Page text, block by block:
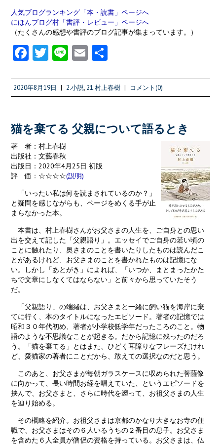
人気ブログランキング「本・読書」ページへ
にほんブログ村「書評・レビュー」ページへ
（たくさんの感想や書評のブログ記事が集まっています。）
Fa
b
o
k
T
itt
er
Li
e
E
ai
l
2020年8月19日 | 2.小説, 21.村上春樹 | コメント(0)
猫を棄てる 父親について語るとき
著 者：村上春樹
出版社：文藝春秋
出版日：2020年4月25日 初版
評 価：☆☆☆☆(説明)
「いったい私は何を読まされているのか？」
と疑問を感じながらも、ページをめくる手が止
まらなかった本。
本書は、村上春樹さんがお父さまの人生を、ご自身との思い
出を交えて記した「父親語り」。エッセイでご自身の若い頃の
ことに触れたり、奥さまのことを書いたりしたものは読んだこ
とがあるけれど、お父さまのことを書かれたものは記憶にな
い。しかし「あとがき」によれば、「いつか、まとまったかた
ちで文章にしなくてはならない」と前々から思っていたそう
だ。
「父親語り」の端緒は、お父さまと一緒に飼い猫を海岸に棄
てに行く、本のタイトルになったエピソード。著者の記憶では
昭和３０年代初め、著者が小学校低学年だったころのこと。物
語のような不思議なことが起きる。だから記憶に残ったのだろ
う。「猫を棄てる」とはまた、ひどく耳障りなフレーズだけれ
ど、愛猫家の著者にことだから、敢えての選択なのだと思う。
このあと、お父さまが毎朝ガラスケースに収められた菩薩像
に向かって、長い時間お経を唱えていた、というエピソードを
挟んで、お父さまと、さらに時代を遡って、お祖父さまの人生
を辿り始める。
その概略を紹介。お祖父さまは京都のかなり大きなお寺の住
職で、お父さまはその６人いるうちの２番目の息子。お父さま
を含めた６人全員が僧侶の資格を持っている。お父さまは、仏